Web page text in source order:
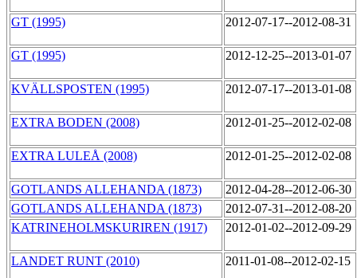
GT (1995) 2012-07-17--2012-08-31
GT (1995) 2012-12-25--2013-01-07
KVÄLLSPOSTEN (1995) 2012-07-17--2013-01-08
EXTRA BODEN (2008) 2012-01-25--2012-02-08
EXTRA LULEÅ (2008) 2012-01-25--2012-02-08
GOTLANDS ALLEHANDA (1873)
2012-04-28--2012-06-30
GOTLANDS ALLEHANDA (1873)
2012-07-31--2012-08-20
KATRINEHOLMSKURIREN (1917)
2012-01-02--2012-09-29
LANDET RUNT (2010) 2011-01-08--2012-02-15